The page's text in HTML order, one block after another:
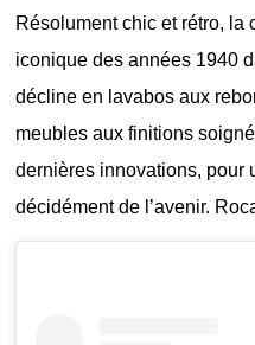
Résolument chic et rétro,
iconique des années 1940
décline en lavabos aux
meubles aux finitions
dernières innovations, pour
décidément de l’avenir.